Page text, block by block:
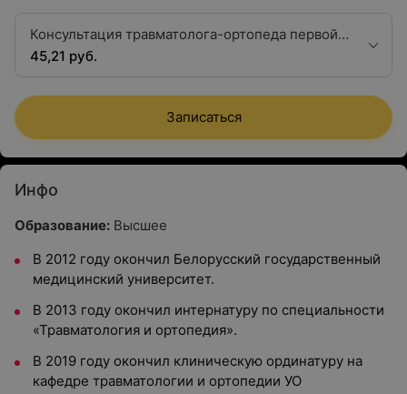
Консультация травматолога-ортопеда первой
квалификационной категории
45,21 руб.
Записаться
Инфо
Образование: Высшее
В 2012 году окончил Белорусский государственный
медицинский университет.
В 2013 году окончил интернатуру по специальности
«Травматология и ортопедия».
В 2019 году окончил клиническую ординатуру на
кафедре травматологии и ортопедии УО